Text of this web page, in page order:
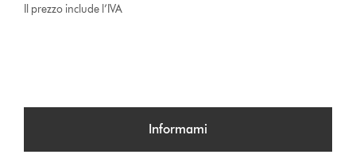
Il prezzo include l’IVA
Informami